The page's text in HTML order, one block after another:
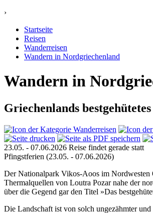
›
Startseite
Reisen
Wanderreisen
Wandern in Nordgriechenland
Wandern in
Griechenlands
23.05. - 07.06.2026 Reise findet gerade statt
Pfingstferien (23.05. - 07.06.2026)
Der Nationalpark Vikos-Aoos im Nordwesten
Thermalquellen von Loutra Pozar nahe der
über die Gegend gar den Titel »Das
Die Landschaft ist von solch ungezähmter